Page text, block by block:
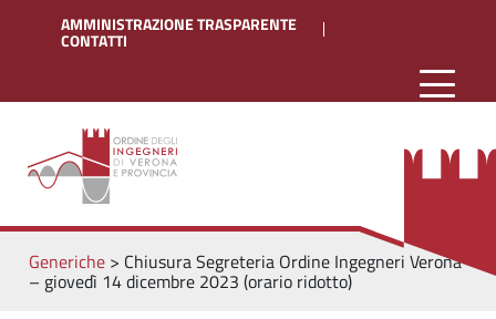
AMMINISTRAZIONE TRASPARENTE
CONTATTI
Generiche> Chiusura Segreteria Ordine Ingegneri Verona
– giovedì 14 dicembre 2023 (orario ridotto)